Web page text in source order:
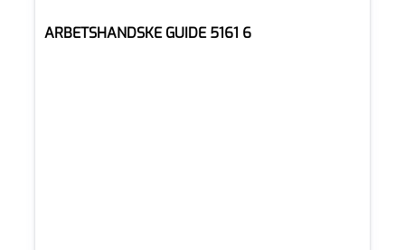
ARBETSHANDSKE GUIDE 5161 6